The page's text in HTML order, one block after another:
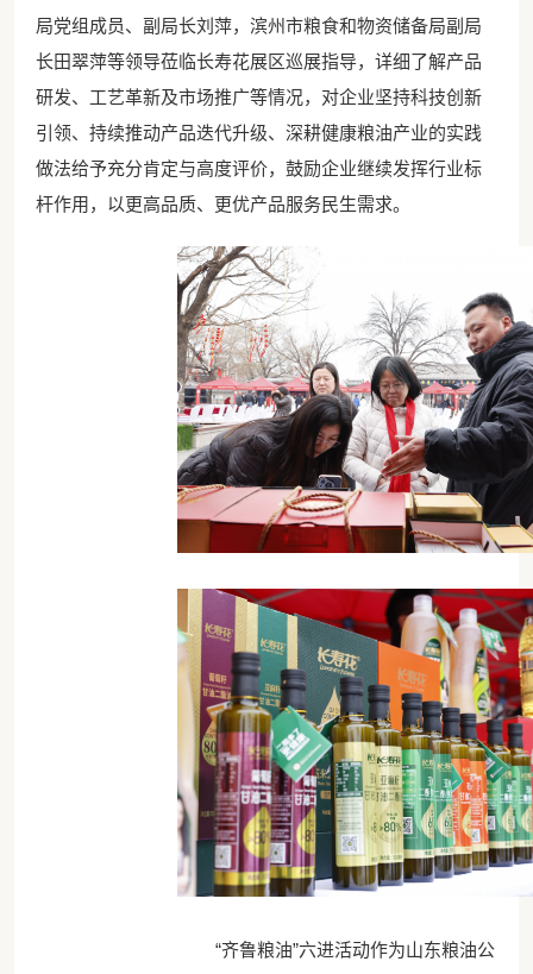
局党组成员、副局长刘萍，滨州市粮食和物资储备局副局
长田翠萍等领导莅临长寿花展区巡展指导，详细了解产品
研发、工艺革新及市场推广等情况，对企业坚持科技创新
引领、持续推动产品迭代升级、深耕健康粮油产业的实践
做法给予充分肯定与高度评价，鼓励企业继续发挥行业标
杆作用，以更高品质、更优产品服务民生需求。
“齐鲁粮油”六进活动作为山东粮油公